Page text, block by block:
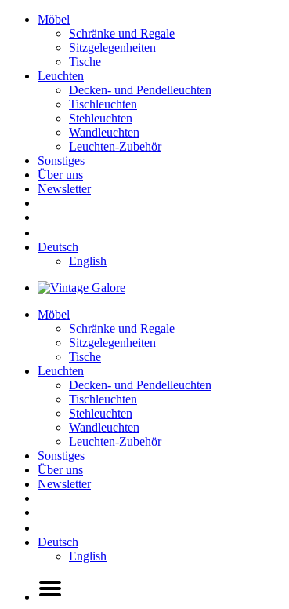
Möbel
Schränke und Regale
Sitzgelegenheiten
Tische
Leuchten
Decken- und Pendelleuchten
Tischleuchten
Stehleuchten
Wandleuchten
Leuchten-Zubehör
Sonstiges
Über uns
Newsletter
Deutsch
English
Möbel
Schränke und Regale
Sitzgelegenheiten
Tische
Leuchten
Decken- und Pendelleuchten
Tischleuchten
Stehleuchten
Wandleuchten
Leuchten-Zubehör
Sonstiges
Über uns
Newsletter
Deutsch
English